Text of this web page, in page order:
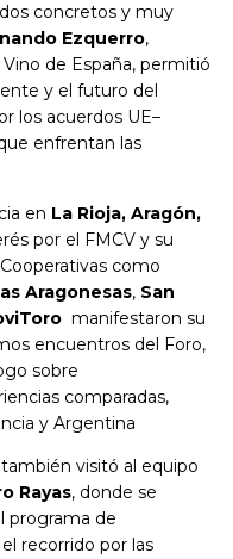
concretos y muy
Ezquerro,
de España, permitió
y el futuro del
los acuerdos UE–
enfrentan las
en La Rioja, Aragón,
por el FMCV y su
como
Aragonesas, San
manifestaron su
encuentros del Foro,
sobre
comparadas,
y Argentina
visitó al equipo
Rayas, donde se
programa de
recorrido por las